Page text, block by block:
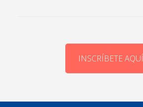
INSCRÍBETE AQUÍ